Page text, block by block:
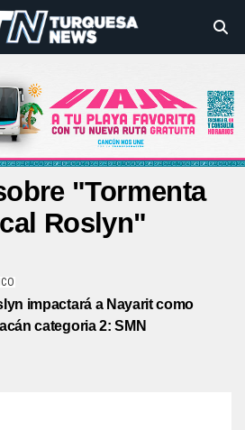
"Tormenta
Roslyn"
impactará a Nayarit como
categoria 2: SMN